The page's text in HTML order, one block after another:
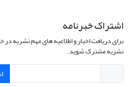
اشتراک خبرنامه
برای دریافت اخبار و اطلاعیه های مهم نشریه در
نشریه مشترک شوید.